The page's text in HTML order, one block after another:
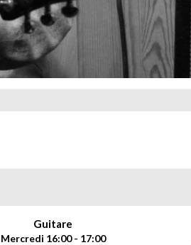
Guitare
Mercredi 16:00 - 17:00